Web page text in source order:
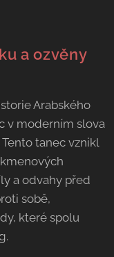
a ozvěny
Arabského
v moderním slova
tanec vznikl
a odvahy před
sobě,
které spolu